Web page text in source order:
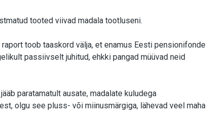
tooted viivad madala tootluseni.
toob taaskord välja, et enamus Eesti pensionifonde
passiivselt juhitud, ehkki pangad müüvad neid
paratamatult ausate, madalate kuludega
olgu see pluss- või miinusmärgiga, lähevad veel maha